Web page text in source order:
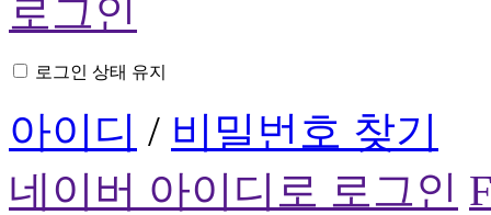
로그인
로그인 상태 유지
아이디 / 비밀번호 찾기
네이버 아이디로 로그인